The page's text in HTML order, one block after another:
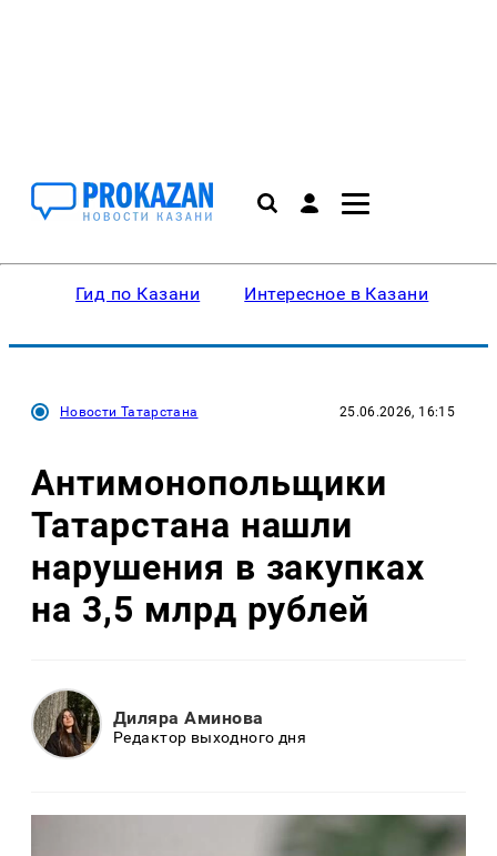
Гид по Казани Интересное в Казани
Новости Татарстана 25.06.2026, 16:15
Антимонопольщики
Татарстана нашли
нарушения в закупках
на 3,5 млрд рублей
Диляра Аминова
Редактор выходного дня